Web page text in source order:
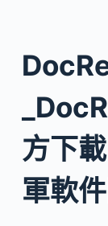
方下
軍軟